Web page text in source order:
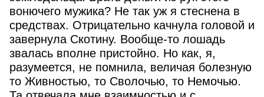
вонючего мужика? Не так уж я стеснена в
средствах. Отрицательно качнула головой и
завернула Скотину. Вообще-то лошадь
звалась вполне пристойно. Но как, я,
разумеется, не помнила, величая болезную
то Живностью, то Сволочью, то Немочью.